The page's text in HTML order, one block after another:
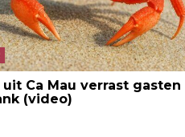
uit Ca Mau verrast
(video)